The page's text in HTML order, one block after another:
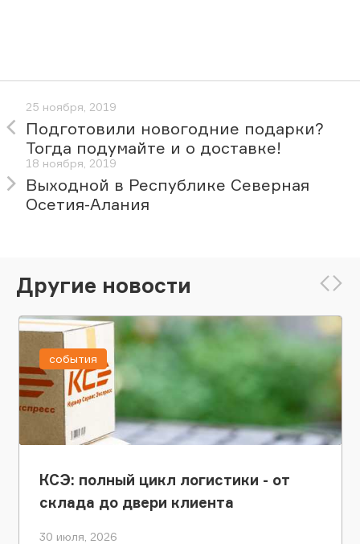
25 ноября, 2019
Подготовили новогодние подарки?
Тогда подумайте и о доставке!
18 ноября, 2019
Выходной в Республике Северная
Осетия-Алания
Другие новости
КСЭ: полный цикл логистики - от
склада до двери клиента
30 июля, 2026
события